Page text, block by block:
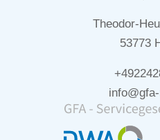
Theodor-
53773